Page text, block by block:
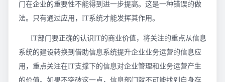
门在企业的重要性不能得到进一步提高。这是一种错误的做
法。只有通过应用，IT系统才能发挥其作用。
IT部门要正确的认识IT的商业价值，将关注的重点从信息
系统的建设转换到借助信息系统提升企业业务运营的信息应
用，重点关注在IT支撑下的信息对企业管理和业务运营产生
的价值。如果不突破这一点，信息部门就不可能找到自身存